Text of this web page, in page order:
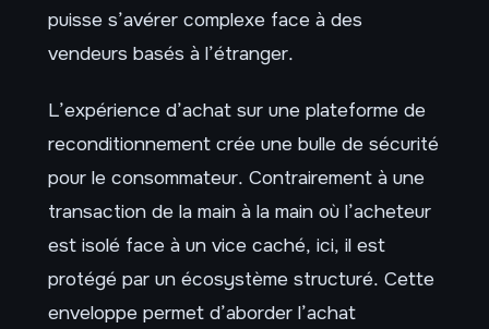
puisse s’avérer complexe face à des
vendeurs basés à l’étranger.
L’expérience d’achat sur une plateforme de
reconditionnement crée une bulle de sécurité
pour le consommateur. Contrairement à une
transaction de la main à la main où l’acheteur
est isolé face à un vice caché, ici, il est
protégé par un écosystème structuré. Cette
enveloppe permet d’aborder l’achat